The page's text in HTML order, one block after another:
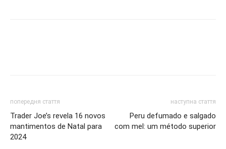
попередня стаття
Trader Joe’s revela 16 novos
mantimentos de Natal para
2024
наступна стаття
Peru defumado e salgado
com mel: um método superior